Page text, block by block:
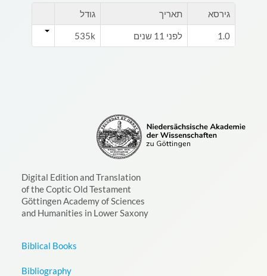
גירסא תאריך גודל
1.0 לפני 11 שנים 535k
Digital Edition and Translation
of the Coptic Old Testament
Göttingen Academy of Sciences
and Humanities in Lower Saxony
Biblical Books
Bibliography